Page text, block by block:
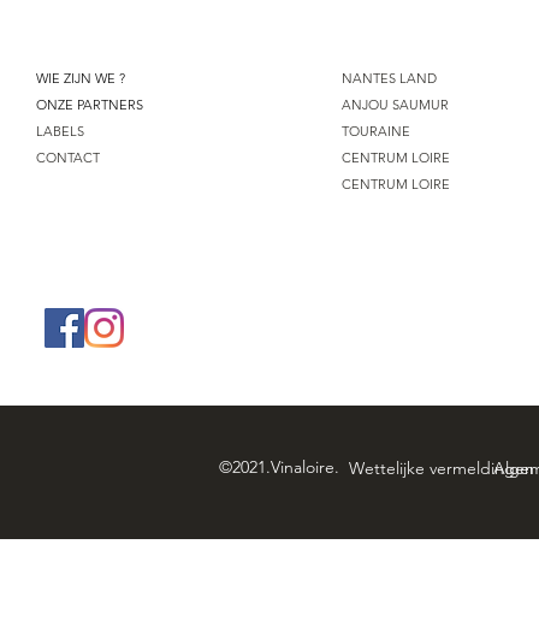
WIE ZIJN WE ?
ONZE PARTNERS
LABELS
CONTACT
NANTES LAND
ANJOU SAUMUR
TOURAINE
CENTRUM LOIRE
CENTRUM LOIRE
©2021.Vinaloire. Wettelijke vermeldingen